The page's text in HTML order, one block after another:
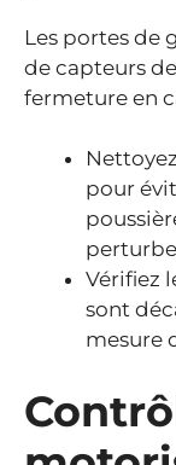
Les portes de
de capteurs
fermeture en
pour
Vérifiez
sont
mesure